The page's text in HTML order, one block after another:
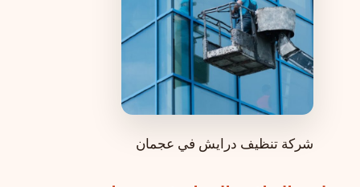
شركة تنظيف درايش في عجمان